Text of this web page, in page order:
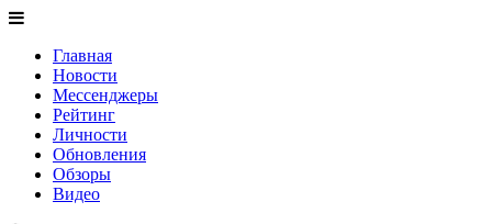
Главная
Новости
Мессенджеры
Рейтинг
Личности
Обновления
Обзоры
Видео